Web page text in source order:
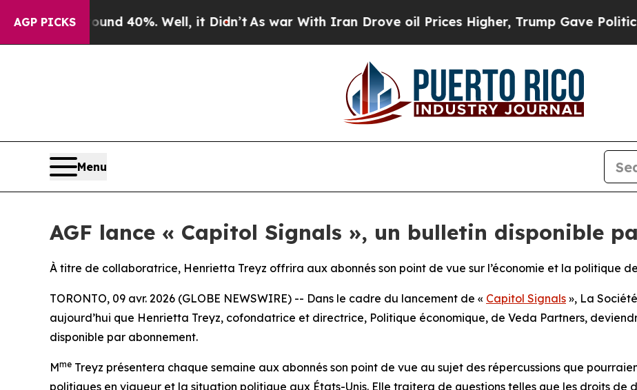
AGP PICKS
Around 40%. Well, it Didn’t As war With Iran Drove oil Prices Higher, Trump Gave Politically
Menu
AGF lance « Capitol Signals », un bulletin disponible
À titre de collaboratrice, Henrietta Treyz offrira aux abonnés son point de vue sur l’économie et la politique
TORONTO, 09 avr. 2026 (GLOBE NEWSWIRE) -- Dans le cadre du lancement de « Capitol Signals », La
aujourd’hui que Henrietta Treyz, cofondatrice et directrice, Politique économique, de Veda Partners,
disponible par abonnement.
Mme Treyz présentera chaque semaine aux abonnés son point de vue au sujet des répercussions que
politiques en vigueur et la situation politique aux États-Unis. Elle traitera de questions telles que les droits de